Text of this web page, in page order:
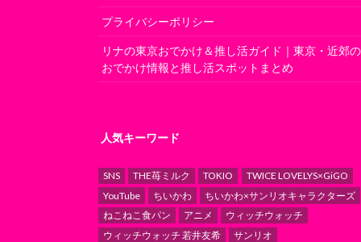
プライバシーポリシー
リナの東京おでかけ＆推し活ガイド｜東京・近郊の
おでかけ情報と推し活スポットまとめ
人気キーワード
SNS THE苺ミルク TOKIO
TWICE LOVELYS×GiGO
YouTube
ちいかわ
ちいかわ×サンリオキャラクターズ
ねこねこ食パン
アニメ
ウィッチウォッチ
ウィッチウォッチ 若井友希
サンリオ